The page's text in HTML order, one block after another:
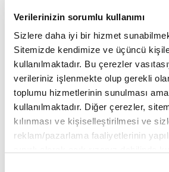
Verilerinizin sorumlu kullanımı
Sizlere daha iyi bir hizmet
Sitemizde kendimize ve üçüncü
kullanılmaktadır. Bu çerezler
verileriniz işlenmekte olup gerekli
toplumu hizmetlerinin sunulması
kullanılmaktadır. Diğer çerezler,
kılınması ve kişiselleştirilmesi ve
reklam/pazarlama faaliyetlerinin
Yusuf Atılgan
/20